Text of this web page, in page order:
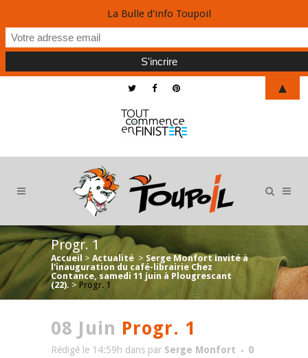
Progr. 1
Accueil > Actualité > Serge Monfort invité à
l'inauguration du café-librairie Chez
Contance, samedi 11 juin à Plougrescant
(22). > Progr. 1
08 Juin Progr. 1
Rédigé le 14:59h dans par Serge Monfort
0
La Bulle d'info Toupoil
▲